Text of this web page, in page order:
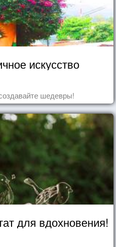
искусство
шедевры!
для вдохновения!